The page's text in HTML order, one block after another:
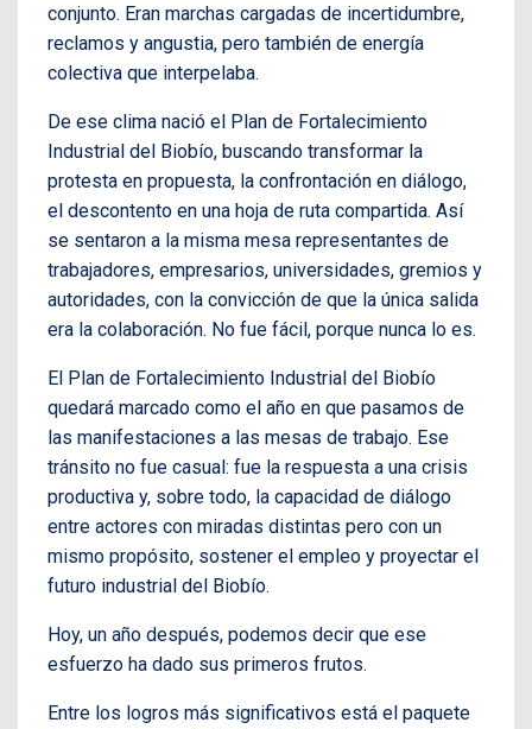
conjunto. Eran marchas cargadas de incertidumbre,
reclamos y angustia, pero también de energía
colectiva que interpelaba.
De ese clima nació el Plan de Fortalecimiento
Industrial del Biobío, buscando transformar la
protesta en propuesta, la confrontación en diálogo,
el descontento en una hoja de ruta compartida. Así
se sentaron a la misma mesa representantes de
trabajadores, empresarios, universidades, gremios y
autoridades, con la convicción de que la única salida
era la colaboración. No fue fácil, porque nunca lo es.
El Plan de Fortalecimiento Industrial del Biobío
quedará marcado como el año en que pasamos de
las manifestaciones a las mesas de trabajo. Ese
tránsito no fue casual: fue la respuesta a una crisis
productiva y, sobre todo, la capacidad de diálogo
entre actores con miradas distintas pero con un
mismo propósito, sostener el empleo y proyectar el
futuro industrial del Biobío.
Hoy, un año después, podemos decir que ese
esfuerzo ha dado sus primeros frutos.
Entre los logros más significativos está el paquete